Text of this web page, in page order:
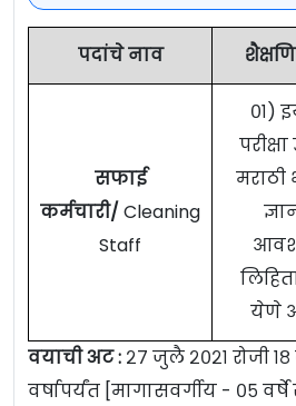
पदांचे नाव
सफाई
कर्मचारी/ Cleaning
Staff
०१)
येणे
वयाची अट : २७ जुलै २०२१ रोजी १८
वर्षापर्यंत [मागासवर्गीय - ०५